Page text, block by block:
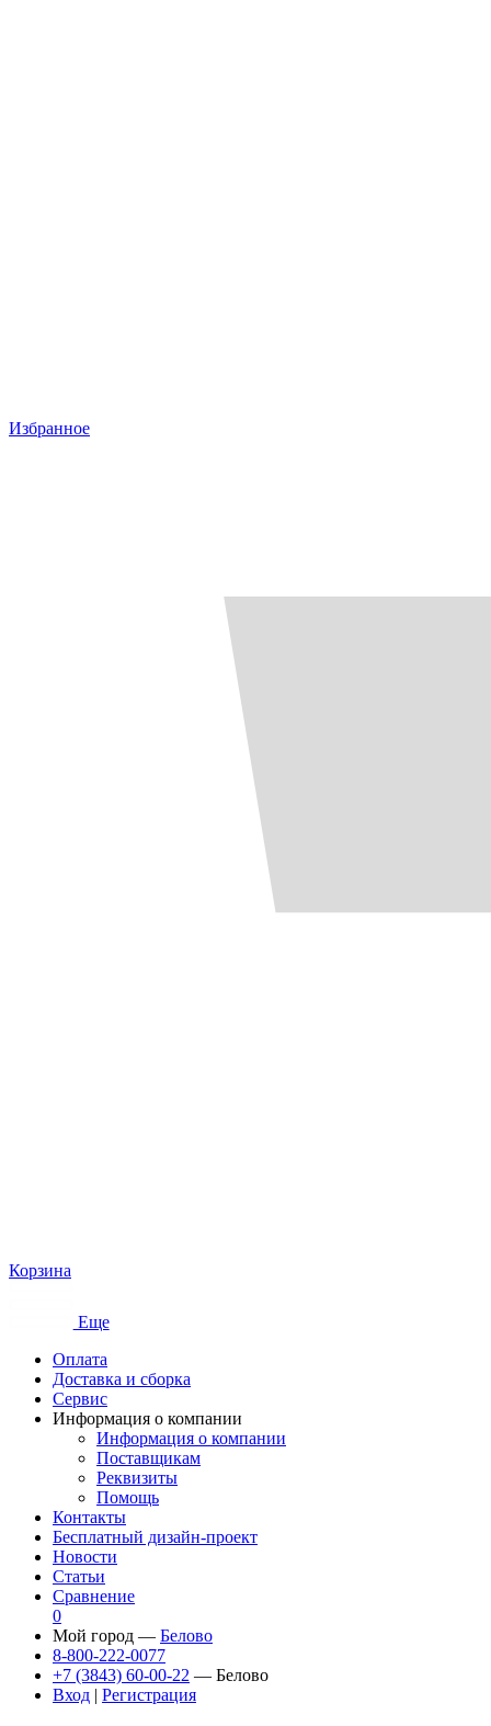
Избранное
Корзина
Еще
Оплата
Доставка и сборка
Сервис
Информация о компании
Информация о компании
Поставщикам
Реквизиты
Помощь
Контакты
Бесплатный дизайн-проект
Новости
Статьи
Сравнение
0
Мой город — Белово
8-800-222-0077
+7 (3843) 60-00-22 — Белово
Вход | Регистрация